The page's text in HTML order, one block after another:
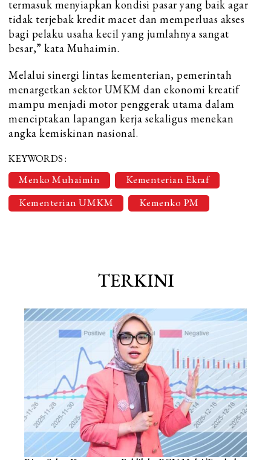
termasuk menyiapkan kondisi pasar yang baik agar
tidak terjebak kredit macet dan memperluas akses
bagi pelaku usaha kecil yang jumlahnya sangat
besar,” kata Muhaimin.
Melalui sinergi lintas kementerian, pemerintah
menargetkan sektor UMKM dan ekonomi kreatif
mampu menjadi motor penggerak utama dalam
menciptakan lapangan kerja sekaligus menekan
angka kemiskinan nasional.
KEYWORDS :
Menko Muhaimin
Kementerian Ekraf
Kementerian UMKM
Kemenko PM
TERKINI